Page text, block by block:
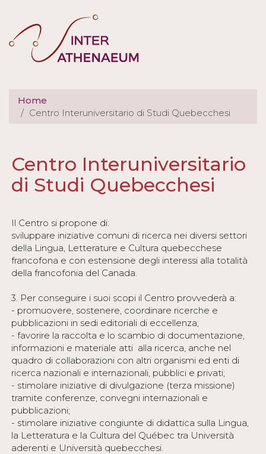
contenuto
principale
Home
Centro Interuniversitario di Studi Quebecchesi
primarie
Centro Interuniversitario
di Studi Quebecchesi
Il Centro si propone di:
sviluppare iniziative comuni di ricerca nei diversi settori
della Lingua, Letterature e Cultura quebecchese
francofona e con estensione degli interessi alla totalità
della francofonia del Canada.
3. Per conseguire i suoi scopi il Centro provvederà a:
- promuovere, sostenere, coordinare ricerche e
pubblicazioni in sedi editoriali di eccellenza;
- favorire la raccolta e lo scambio di documentazione,
informazioni e materiale atti alla ricerca, anche nel
quadro di collaborazioni con altri organismi ed enti di
ricerca nazionali e internazionali, pubblici e privati;
- stimolare iniziative di divulgazione (terza missione)
tramite conferenze, convegni internazionali e
pubblicazioni;
- stimolare iniziative congiunte di didattica sulla Lingua,
la Letteratura e la Cultura del Québec tra Università
aderenti e Università quebecchesi.